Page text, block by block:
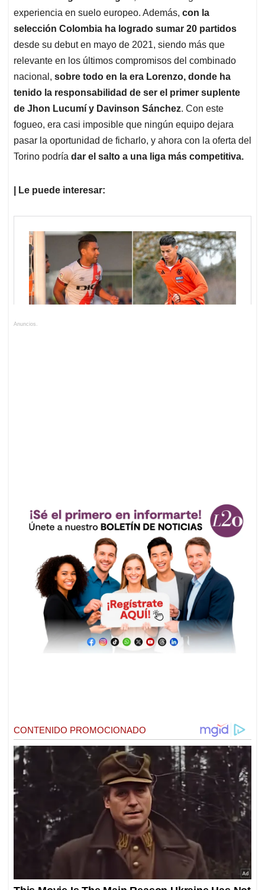
experiencia en suelo europeo. Además, con la
selección Colombia ha logrado sumar 20 partidos
desde su debut en mayo de 2021, siendo más que
relevante en los últimos compromisos del combinado
nacional, sobre todo en la era Lorenzo, donde ha
tenido la responsabilidad de ser el primer suplente
de Jhon Lucumí y Davinson Sánchez. Con este
fogueo, era casi imposible que ningún equipo dejara
pasar la oportunidad de ficharlo, y ahora con la oferta del
Torino podría dar el salto a una liga más competitiva.
| Le puede interesar:
Anuncios.